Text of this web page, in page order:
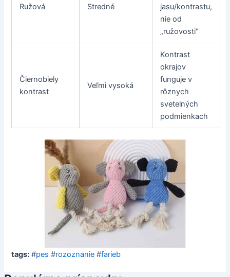
Ružová Stredné
jasu/kontrastu,
nie od
„ružovosti“
Čiernobiely
kontrast
Veľmi vysoká
Kontrast
okrajov
funguje v
rôznych
svetelných
podmienkach
tags: #pes #rozoznanie #farieb